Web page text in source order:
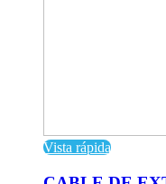
Vista rápida